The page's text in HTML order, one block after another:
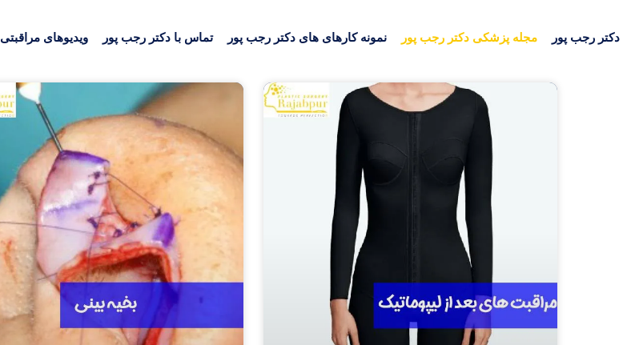
دکتر رجب پور مجله پزشکی دکتر رجب پور نمونه کارهای های دکتر رجب پور تماس با دکتر رجب پور ویدیوهای مراقبتی